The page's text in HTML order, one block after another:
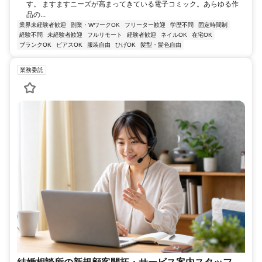
す。 ますますニーズが高まってきている電子コミック。あらゆる作
品の...
業界未経験者歓迎 副業・WワークOK フリーター歓迎 学歴不問
固定時間制
経験不問
未経験者歓迎 フルリモート 経験者歓迎 ネイルOK
在宅OK
ブランクOK
ピアスOK 服装自由 ひげOK 髪型・髪色自由
業務委託